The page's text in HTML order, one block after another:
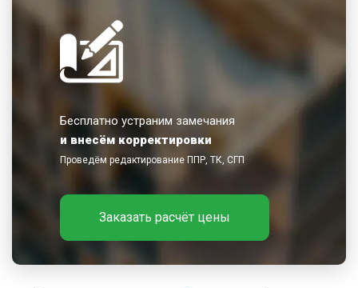
Бесплатно устраним замечания
и внесём корректировки
Проведём редактирование ППР, ТК, СГП
Заказать расчёт цены